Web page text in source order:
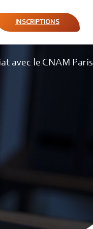
INSCRIPTIONS
avec le CNAM Paris